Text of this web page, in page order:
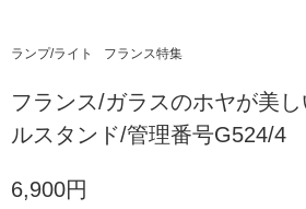
ランプ/ライト フランス特集
フランス/ガラスのホヤが美
ルスタンド/管理番号G524/4
6,900円